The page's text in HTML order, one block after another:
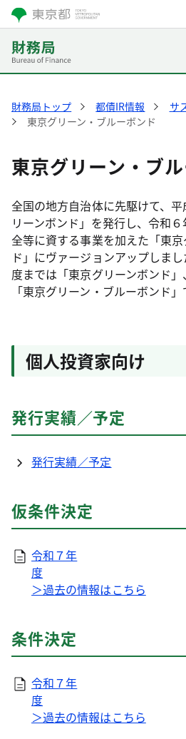
財務局トップ 都債IR情報
サ
東京グリーン・ブルーボンド
東京グリーン・ブ
全国の地方自治体に先駆けて、
リーンボンド」を発行し、令和
全等に資する事業を加えた「東
ド」にヴァージョンアップしま
度までは「東京グリーンボンド
「東京グリーン・ブルーボンド」
個人投資家向け
発行実績／予定
発行実績／予定
仮条件決定
令和７年
度
＞過去の情報はこちら
条件決定
令和７年
度
＞過去の情報はこちら